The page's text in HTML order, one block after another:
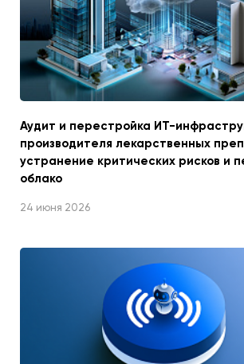
Аудит и перестройка ИТ-
производителя лекарственных
устранение критических рисков и
облако
24 июня 2026